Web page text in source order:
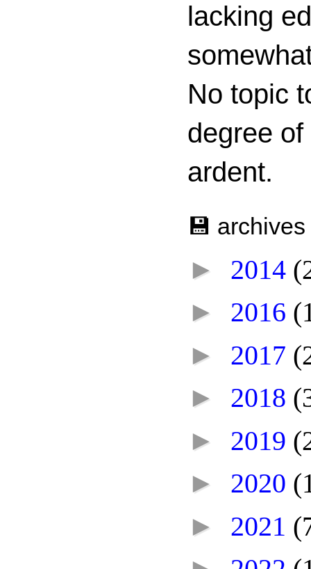
lacking
No topic
degree
ardent.
💾 archives
► 2014
► 2016
► 2017
► 2018
► 2019
► 2020
► 2021